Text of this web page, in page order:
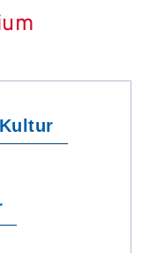
Kultur